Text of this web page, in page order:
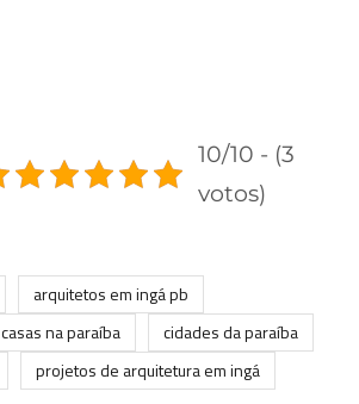
10/10 - (3
votos)
arquitetos em ingá pb
casas na paraíba
cidades da paraíba
projetos de arquitetura em ingá